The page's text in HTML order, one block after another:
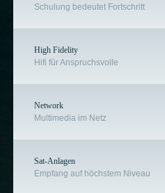
Schulung bedeutet Fortschritt
High Fidelity
Hifi für Anspruchsvolle
Network
Multimedia im Netz
Sat-Anlagen
Empfang auf höchstem Niveau